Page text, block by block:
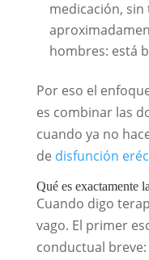
medicación,
hombres: está
Por eso el
es combinar las
cuando ya no
de disfunción
Qué es exactamente
Cuando digo
vago. El primer
conductual